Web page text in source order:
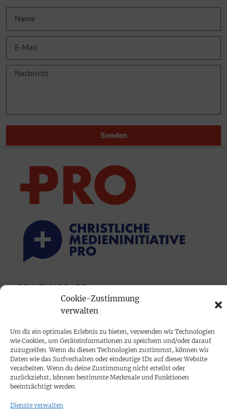
Cookie-Zustimmung
verwalten
Um dir ein optimales Erlebnis zu bieten, verwenden wir Technologien
wie Cookies, um Geräteinformationen zu speichern und/oder darauf
zuzugreifen. Wenn du diesen Technologien zustimmst, können wir
Daten wie das Surfverhalten oder eindeutige IDs auf dieser Website
verarbeiten. Wenn du deine Zustimmung nicht erteilst oder
zurückziehst, können bestimmte Merkmale und Funktionen
beeinträchtigt werden.
Dienste verwalten
Senden
PRINTAUSGABE
Mediadaten
PROKOMPAKT
Impressum
SPENDEN